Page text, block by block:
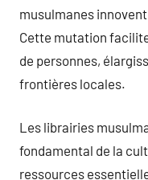
musulmanes
Cette mutation
de personnes,
frontières locales.
Les librairies
fondamental de la
ressources